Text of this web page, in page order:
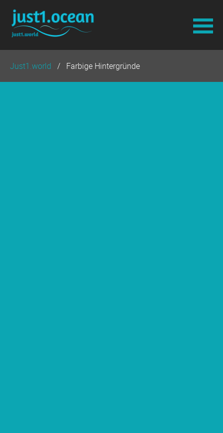
überspringen
Just1.world Farbige Hintergründe